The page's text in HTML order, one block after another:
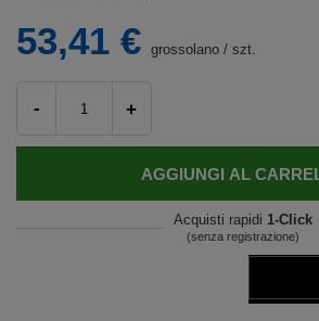
53,41 € grossolano / szt.
- +
AGGIUNGI AL
Acquisti rapidi 1-Click
(senza registrazione)